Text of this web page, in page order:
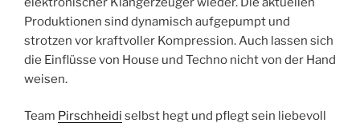
Produktionen sind dynamisch aufgepumpt und
strotzen vor kraftvoller Kompression. Auch lassen sich
die Einflüsse von House und Techno nicht von der Hand
weisen.
Team Pirschheidi selbst hegt und pflegt sein liebevoll